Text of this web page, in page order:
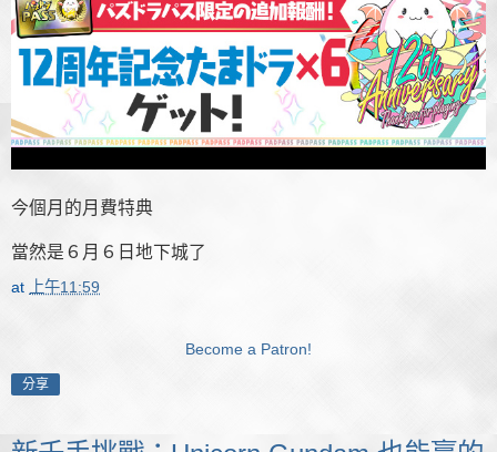
今個月的月費特典
當然是６月６日地下城了
at 上午11:59
Become a Patron!
分享